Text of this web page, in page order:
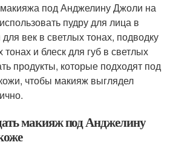
под Анджелину Джоли на
пудру для лица в
век в светлых тонах, подводку
и блеск для губ в светлых
продукты, которые подходят под
чтобы макияж выглядел
макияж под Анджелину